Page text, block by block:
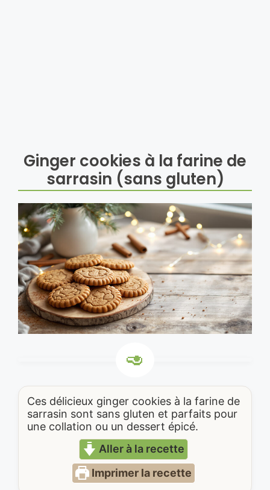
Ginger cookies à la farine de
sarrasin (sans gluten)
Ces délicieux ginger cookies à la farine de
sarrasin sont sans gluten et parfaits pour
une collation ou un dessert épicé.
Aller à la recette
Imprimer la recette